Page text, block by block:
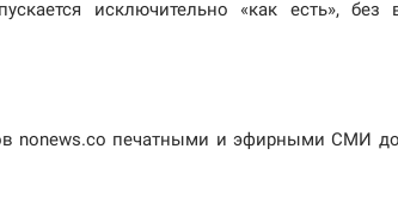
исключительно «как есть»,
nonews.co печатными и эфирными СМИ